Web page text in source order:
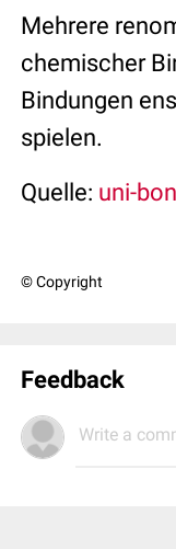
Mehrere
chemischer
Bindungen
spielen.
Quelle: uni-
© Copyright
Feedback
Write a